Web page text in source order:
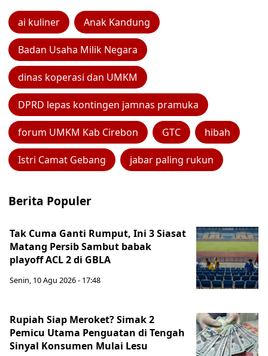
ai kuliner Anak Kandung
Badan Usaha Milik Negara
dinas koperasi dan UMKM
DPRD lepas kontingen jamnas pramuka
forum UMKM Kab Cirebon GTC hibah
Istri Camat Gebang jabar paling rukun
Berita Populer
Tak Cuma Ganti Rumput, Ini 3 Siasat
Matang Persib Sambut babak
playoff ACL 2 di GBLA
Senin, 10 Agu 2026 - 17:48
Rupiah Siap Meroket? Simak 2
Pemicu Utama Penguatan di Tengah
Sinyal Konsumen Mulai Lesu